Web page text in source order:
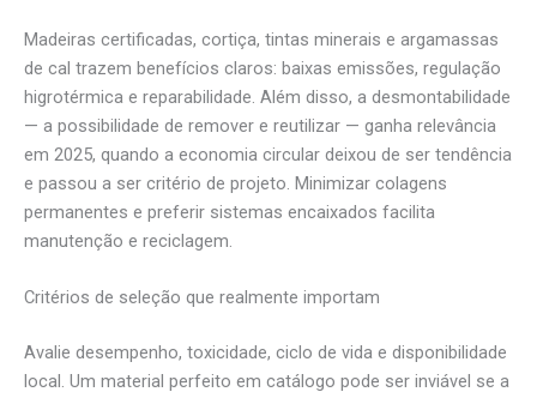
Madeiras certificadas, cortiça, tintas minerais e argamassas
de cal trazem benefícios claros: baixas emissões, regulação
higrotérmica e reparabilidade. Além disso, a desmontabilidade
— a possibilidade de remover e reutilizar — ganha relevância
em 2025, quando a economia circular deixou de ser tendência
e passou a ser critério de projeto. Minimizar colagens
permanentes e preferir sistemas encaixados facilita
manutenção e reciclagem.
Critérios de seleção que realmente importam
Avalie desempenho, toxicidade, ciclo de vida e disponibilidade
local. Um material perfeito em catálogo pode ser inviável se a